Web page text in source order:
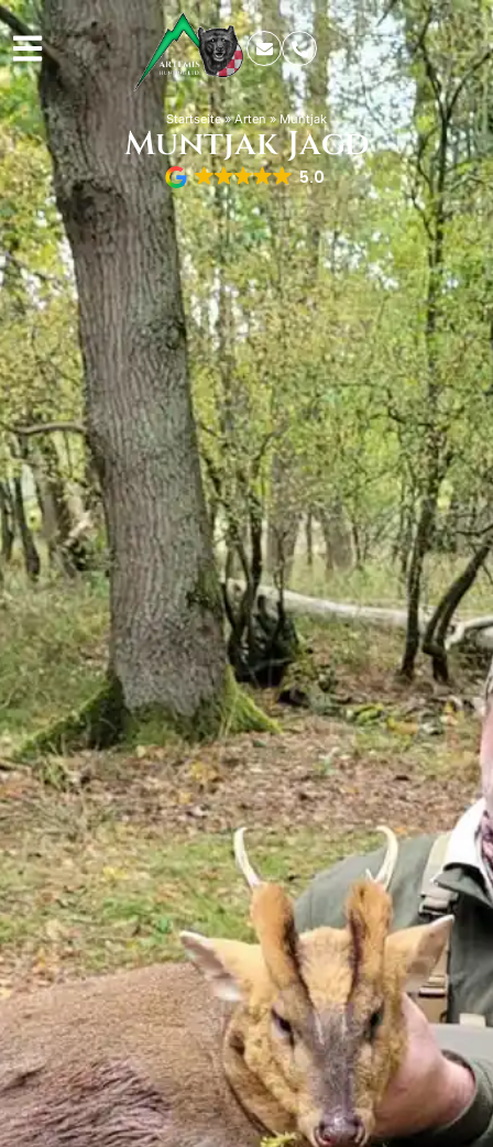
Startseite»Arten»Muntjak
Muntjak Jagd
5.0